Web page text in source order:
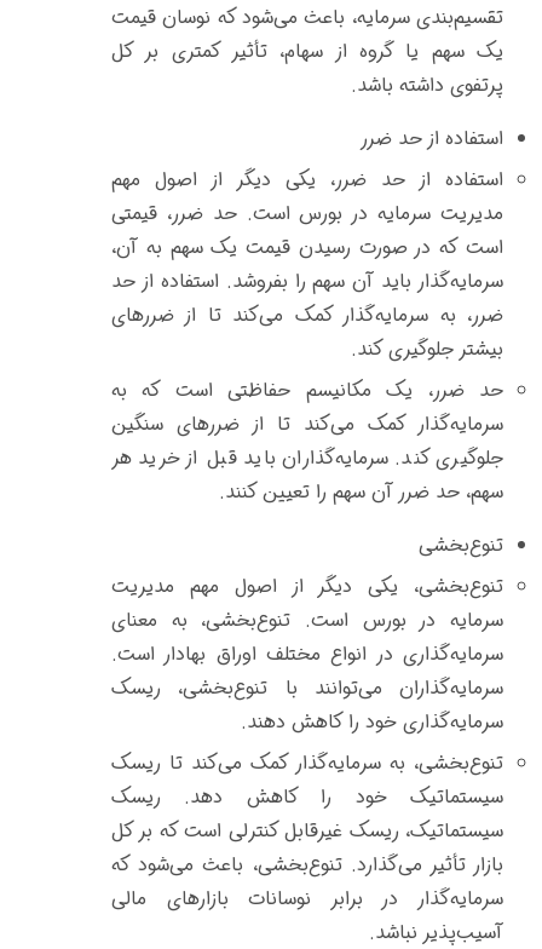
تقسیم‌بندی سرمایه، باعث می‌شود که نوسان قیمت
یک سهم یا گروه از سهام، تأثیر کمتری بر کل
پرتفوی داشته باشد.
استفاده از حد ضرر
استفاده از حد ضرر، یکی دیگر از اصول مهم
مدیریت سرمایه در بورس است. حد ضرر، قیمتی
است که در صورت رسیدن قیمت یک سهم به آن،
سرمایه‌گذار باید آن سهم را بفروشد. استفاده از حد
ضرر، به سرمایه‌گذار کمک می‌کند تا از ضررهای
بیشتر جلوگیری کند.
حد ضرر، یک مکانیسم حفاظتی است که به
سرمایه‌گذار کمک می‌کند تا از ضررهای سنگین
جلوگیری کند. سرمایه‌گذاران باید قبل از خرید هر
سهم، حد ضرر آن سهم را تعیین کنند.
تنوع‌بخشی
تنوع‌بخشی، یکی دیگر از اصول مهم مدیریت
سرمایه در بورس است. تنوع‌بخشی، به معنای
سرمایه‌گذاری در انواع مختلف اوراق بهادار است.
سرمایه‌گذاران می‌توانند با تنوع‌بخشی، ریسک
سرمایه‌گذاری خود را کاهش دهند.
تنوع‌بخشی، به سرمایه‌گذار کمک می‌کند تا ریسک
سیستماتیک خود را کاهش دهد. ریسک
سیستماتیک، ریسک غیرقابل کنترلی است که بر کل
بازار تأثیر می‌گذارد. تنوع‌بخشی، باعث می‌شود که
سرمایه‌گذار در برابر نوسانات بازارهای مالی
آسیب‌پذیر نباشد.